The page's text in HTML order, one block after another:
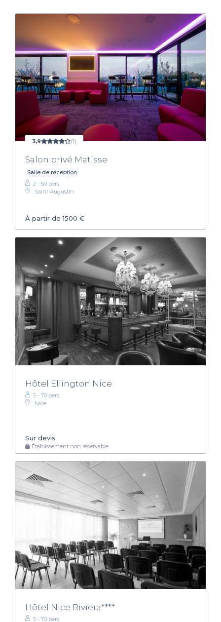
3,9 (1)
Salon privé Matisse
Salle de réception
2 - 50 pers.
Saint Augustin
À partir de 1500 €
Hôtel Ellington Nice
5 - 70 pers.
Nice
Sur devis
Établissement non réservable
Hôtel Nice Riviera****
5 - 70 pers.